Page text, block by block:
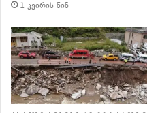
1 კვირის წინ